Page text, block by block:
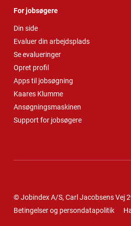
For jobsøgere
Din side
Evaluer din arbejdsplads
Se evalueringer
Opret profil
Apps til jobsøgning
Kaares Klumme
Ansøgningsmaskinen
Support for jobsøgere
© Jobindex A/S, Carl Jacobsens Vej
Betingelser og persondatapolitik